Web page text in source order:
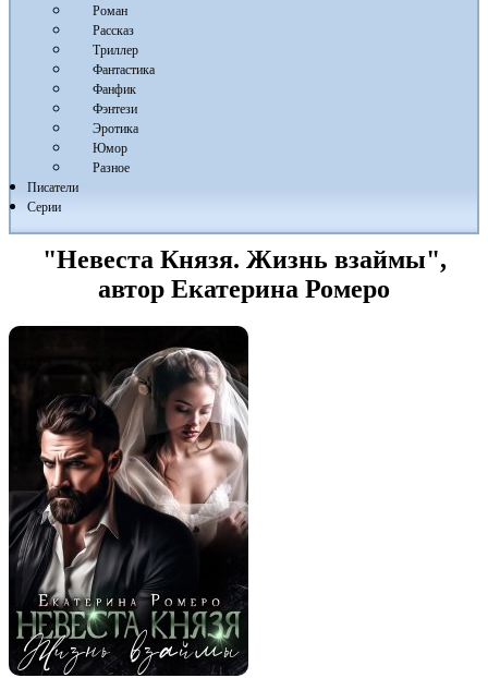
Роман
Рассказ
Триллер
Фантастика
Фанфик
Фэнтези
Эротика
Юмор
Разное
Писатели
Серии
"Невеста Князя. Жизнь взаймы",
автор Екатерина Ромеро